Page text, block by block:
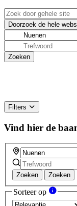
Filters
Vind hier de
Zoeken Zoeken
Sorteer op